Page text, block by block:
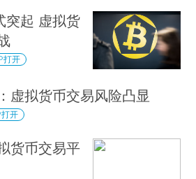
突起 虚拟货
打开
虚拟货币交易风险凸显
开
货币交易平